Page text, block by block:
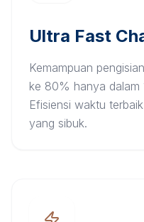
Ultra Fast
Kemampuan
ke 80% hanya dalam
Efisiensi waktu
yang sibuk.